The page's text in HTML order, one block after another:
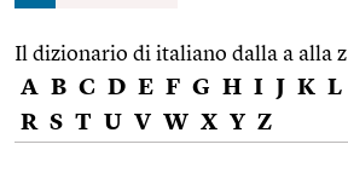
Il dizionario di italiano dalla a alla z
A B C D E F G H I J K L
R S T U V W X Y Z